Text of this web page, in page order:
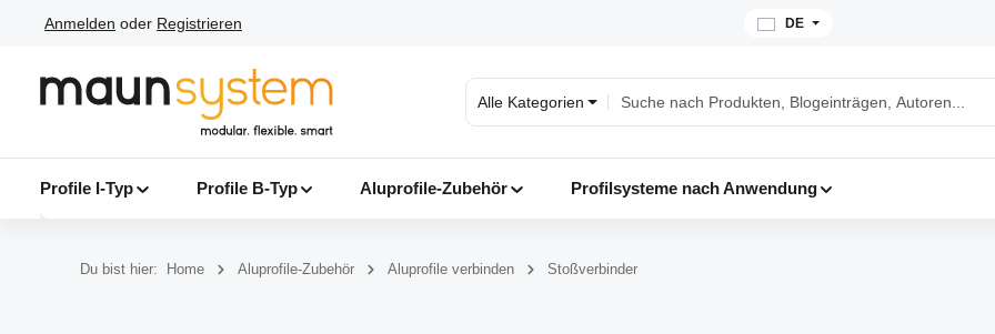
Hauptinhalt springen
Zur Suche springen
Zur Hauptnavigation springen
Anmelden oder Registrieren DE
Alle Kategorien
Profile I-Typ Profile B-Typ Aluprofile-Zubehör Profilsysteme nach Anwendung
Du bist hier: Home Aluprofile-Zubehör Aluprofile verbinden Stoßverbinder